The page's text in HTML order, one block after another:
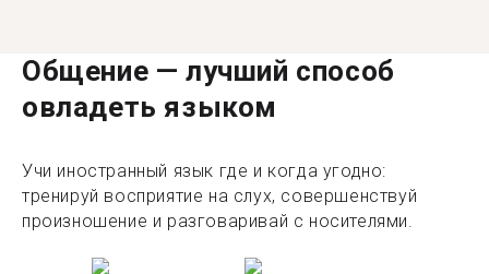
Общение — лучший способ
овладеть языком
Учи иностранный язык где и когда угодно:
тренируй восприятие на слух, совершенствуй
произношение и разговаривай с носителями.